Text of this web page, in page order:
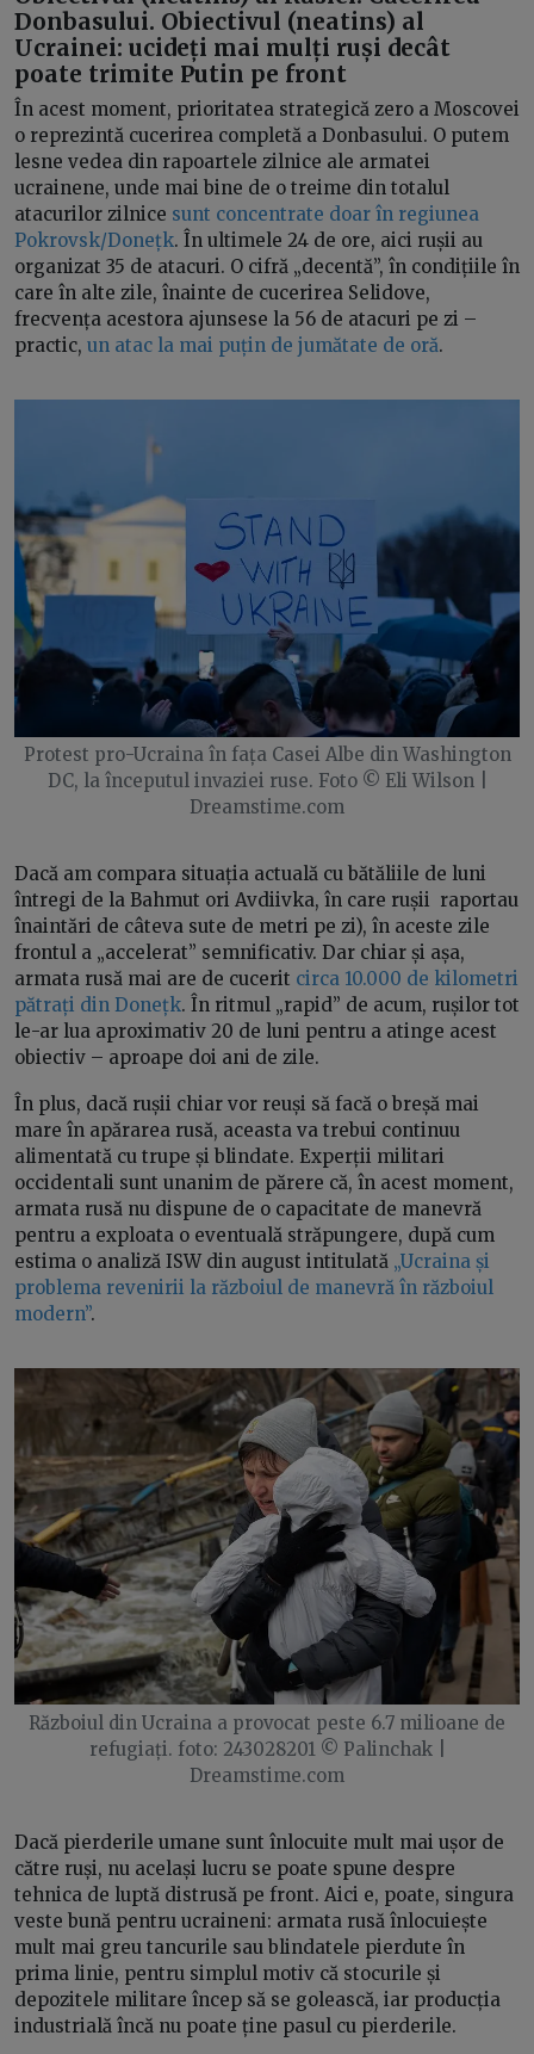
Donbasului. Obiectivul (neatins) al
Ucrainei: ucideți mai mulți ruși decât
poate trimite Putin pe front
În acest moment, prioritatea strategică zero a Moscovei
o reprezintă cucerirea completă a Donbasului. O putem
lesne vedea din rapoartele zilnice ale armatei
ucrainene, unde mai bine de o treime din totalul
atacurilor zilnice sunt concentrate doar în regiunea
Pokrovsk/Donețk. În ultimele 24 de ore, aici rușii au
organizat 35 de atacuri. O cifră „decentă”, în condițiile în
care în alte zile, înainte de cucerirea Selidove,
frecvența acestora ajunsese la 56 de atacuri pe zi –
practic, un atac la mai puțin de jumătate de oră.
Protest pro-Ucraina în fața Casei Albe din Washington
DC, la începutul invaziei ruse. Foto © Eli Wilson |
Dreamstime.com
Dacă am compara situația actuală cu bătăliile de luni
întregi de la Bahmut ori Avdiivka, în care rușii raportau
înaintări de câteva sute de metri pe zi), în aceste zile
frontul a „accelerat” semnificativ. Dar chiar și așa,
armata rusă mai are de cucerit circa 10.000 de kilometri
pătrați din Donețk. În ritmul „rapid” de acum, rușilor tot
le-ar lua aproximativ 20 de luni pentru a atinge acest
obiectiv – aproape doi ani de zile.
În plus, dacă rușii chiar vor reuși să facă o breșă mai
mare în apărarea rusă, aceasta va trebui continuu
alimentată cu trupe și blindate. Experții militari
occidentali sunt unanim de părere că, în acest moment,
armata rusă nu dispune de o capacitate de manevră
pentru a exploata o eventuală străpungere, după cum
estima o analiză ISW din august intitulată „Ucraina și
problema revenirii la războiul de manevră în războiul
modern”.
Războiul din Ucraina a provocat peste 6.7 milioane de
refugiați. foto: 243028201 © Palinchak |
Dreamstime.com
Dacă pierderile umane sunt înlocuite mult mai ușor de
către ruși, nu același lucru se poate spune despre
tehnica de luptă distrusă pe front. Aici e, poate, singura
veste bună pentru ucraineni: armata rusă înlocuiește
mult mai greu tancurile sau blindatele pierdute în
prima linie, pentru simplul motiv că stocurile și
depozitele militare încep să se golească, iar producția
industrială încă nu poate ține pasul cu pierderile.